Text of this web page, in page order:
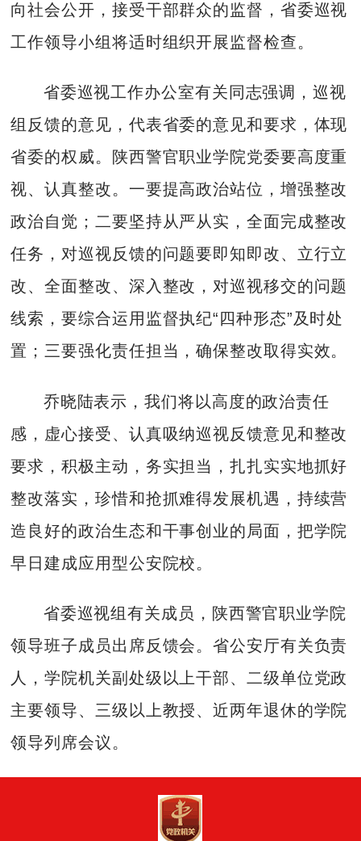
向社会公开，接受干部群众的监督，省委巡视
工作领导小组将适时组织开展监督检查。
省委巡视工作办公室有关同志强调，巡视
组反馈的意见，代表省委的意见和要求，体现
省委的权威。陕西警官职业学院党委要高度重
视、认真整改。一要提高政治站位，增强整改
政治自觉；二要坚持从严从实，全面完成整改
任务，对巡视反馈的问题要即知即改、立行立
改、全面整改、深入整改，对巡视移交的问题
线索，要综合运用监督执纪“四种形态”及时处
置；三要强化责任担当，确保整改取得实效。
乔晓陆表示，我们将以高度的政治责任
感，虚心接受、认真吸纳巡视反馈意见和整改
要求，积极主动，务实担当，扎扎实实地抓好
整改落实，珍惜和抢抓难得发展机遇，持续营
造良好的政治生态和干事创业的局面，把学院
早日建成应用型公安院校。
省委巡视组有关成员，陕西警官职业学院
领导班子成员出席反馈会。省公安厅有关负责
人，学院机关副处级以上干部、二级单位党政
主要领导、三级以上教授、近两年退休的学院
领导列席会议。